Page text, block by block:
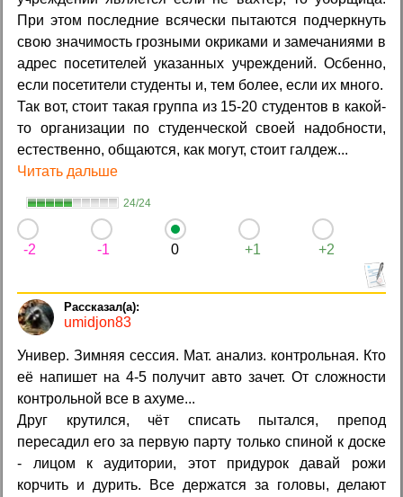
При этом последние всячески пытаются подчеркнуть
свою значимость грозными окриками и замечаниями в
адрес посетителей указанных учреждений. Осбенно,
если посетители студенты и, тем более, если их много.
Так вот, стоит такая группа из 15-20 студентов в какой-
то организации по студенческой своей надобности,
естественно, общаются, как могут, стоит галдеж...
Читать дальше
24/24
-2 -1 0 +1 +2
umidjon83
Универ. Зимняя сессия. Мат. анализ. контрольная. Кто
её напишет на 4-5 получит авто зачет. От сложности
контрольной все в ахyме...
Друг крутился, чёт списать пытался, препод
пересадил его за первую парту только спиной к доске
- лицом к аудитории, этот придурок давай рожи
корчить и дурить. Все держатся за головы, делают